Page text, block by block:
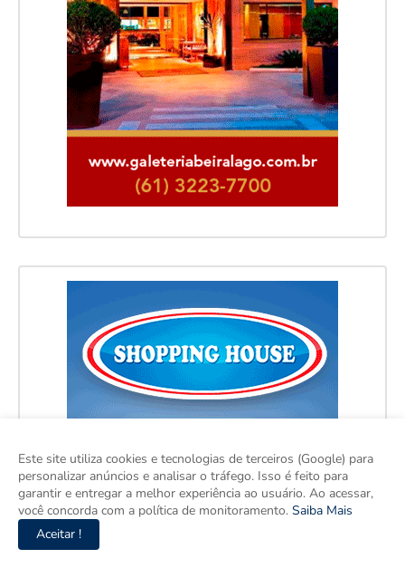
Este site utiliza cookies e tecnologias de terceiros (Google) para
personalizar anúncios e analisar o tráfego. Isso é feito para
garantir e entregar a melhor experiência ao usuário. Ao acessar,
você concorda com a política de monitoramento. Saiba Mais
Aceitar !